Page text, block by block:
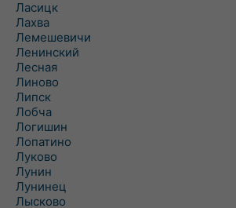
Ласицк
Лахва
Лемешевичи
Ленинский
Лесная
Линово
Липск
Лобча
Логишин
Лопатино
Луково
Лунин
Лунинец
Лысково